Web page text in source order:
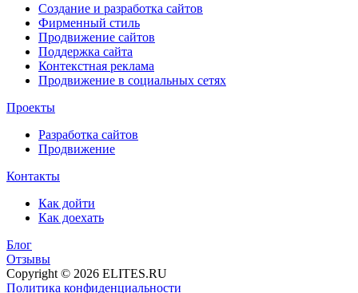
Создание и разработка сайтов
Фирменный стиль
Продвижение сайтов
Поддержка сайта
Контекстная реклама
Продвижение в социальных сетях
Проекты
Разработка сайтов
Продвижение
Контакты
Как дойти
Как доехать
Блог
Отзывы
Copyright © 2026 ELITES.RU
Политика конфиденциальности